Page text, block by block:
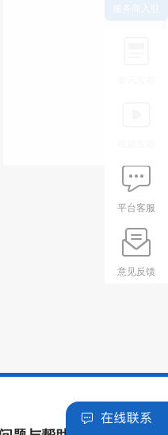
平台客服
意见反馈